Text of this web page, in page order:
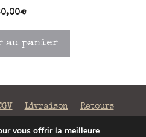
€
au panier
Livraison Retours
vous offrir la meilleure